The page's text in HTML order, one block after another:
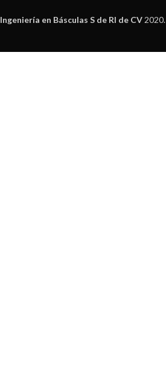
Ingeniería en Básculas S de Rl de CV 2020.